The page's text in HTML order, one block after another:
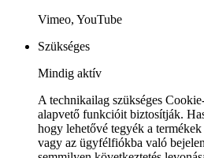
Vimeo, YouTube
Szükséges
Mindig aktív
A technikailag szükséges
alapvető funkcióit biztosítják.
hogy lehetővé tegyék a
vagy az ügyfélfiókba való